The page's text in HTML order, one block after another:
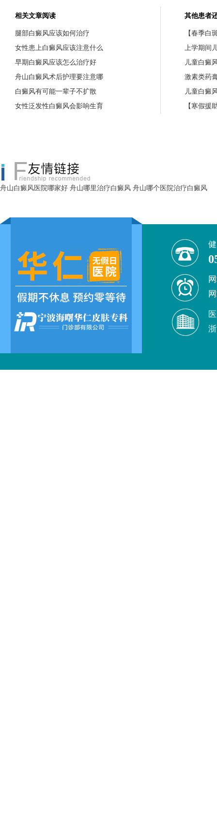
相关文章阅读
腿部白癜风应该如何治疗
女性患上白癜风应该注意什么
早期白癜风应该怎么治疗好
舟山白癜风术后护理要注意哪
白癜风有可能一辈子不扩散
女性泛发性白癜风会影响生育
其他患者
【春季白
上学期间
儿童白癜
激素类药
儿童白癜
【寒假援
舟山白癜风医院哪家好 舟山哪里治疗白癜风 舟山哪个医院治疗白癜风